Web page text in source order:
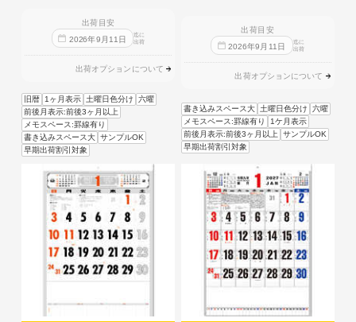
出荷目安
2026年9 月 11 日
迄に
出荷
出荷オプションについて
旧暦 1ヶ月表示 土曜日色分け
六曜
前後月表示:前後3ヶ月以上
メモスペース:罫線有り
書き込みスペース大 サンプルOK
早期出荷割引対象
出荷目安
2026年9 月 11 日
迄に
出荷
出荷オプションについて
書き込みスペース大 土曜日色分け
六曜
メモスペース:罫線有り
1ケ月表示
前後月表示:前後3ヶ月以上 サンプルOK
早期出荷割引対象